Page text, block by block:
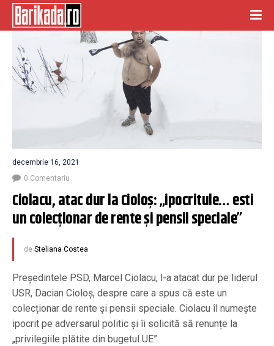
decembrie 16, 2021
0 Comentariu
Ciolacu, atac dur la Cioloș: „ipocritule… esti
un colecționar de rente și pensii speciale”
de Steliana Costea
Președintele PSD, Marcel Ciolacu, l-a atacat dur pe liderul
USR, Dacian Cioloș, despre care a spus că este un
colecționar de rente și pensii speciale. Ciolacu îl numește
ipocrit pe adversarul politic și îi solicită să renunțe la
„privilegiile plătite din bugetul UE”.